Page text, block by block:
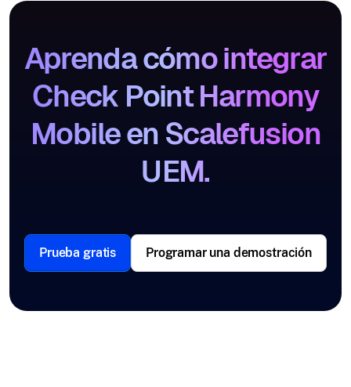
Aprenda cómo integrar
Check Point Harmony
Mobile en Scalefusion
UEM.
Prueba gratis Programar una demostración